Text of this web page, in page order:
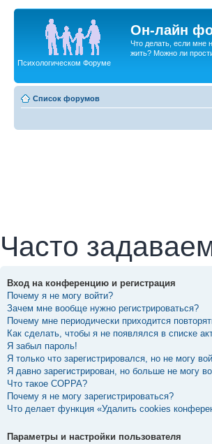
Он-лайн
Что делать, если мне
жить? Можно ли
Психологическом Форуме
Список форумов
Часто
Вход на конференцию и регистрация
Почему я не могу войти?
Зачем мне вообще нужно регистрироваться?
Почему мне периодически приходится
Как сделать, чтобы я не появлялся в списке
Я забыл пароль!
Я только что зарегистрировался, но не могу
Я давно зарегистрирован, но больше не могу
Что такое COPPA?
Почему я не могу зарегистрироваться?
Что делает функция «Удалить cookies
Параметры и настройки пользователя